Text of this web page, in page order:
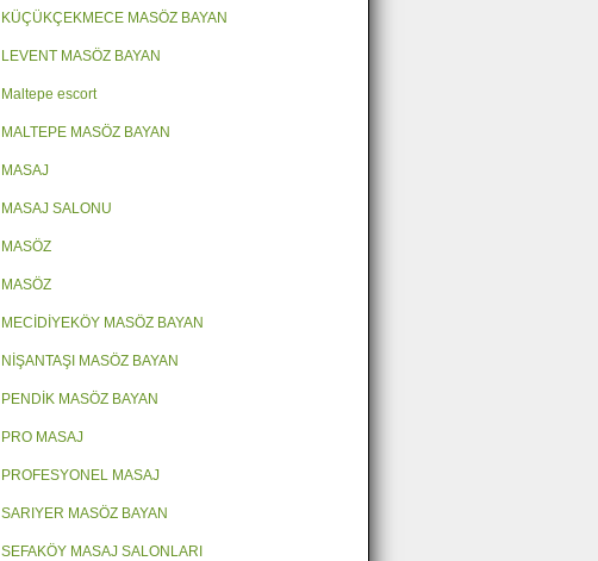
KÜÇÜKÇEKMECE MASÖZ BAYAN
LEVENT MASÖZ BAYAN
Maltepe escort
MALTEPE MASÖZ BAYAN
MASAJ
MASAJ SALONU
MASÖZ
MASÖZ
MECİDİYEKÖY MASÖZ BAYAN
NİŞANTAŞI MASÖZ BAYAN
PENDİK MASÖZ BAYAN
PRO MASAJ
PROFESYONEL MASAJ
SARIYER MASÖZ BAYAN
SEFAKÖY MASAJ SALONLARI